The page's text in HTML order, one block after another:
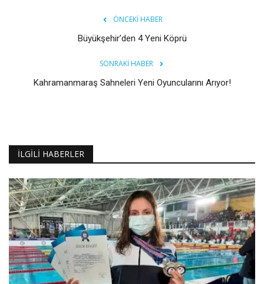
ÖNCEKI HABER
Büyükşehir’den 4 Yeni Köprü
SONRAKI HABER
Kahramanmaraş Sahneleri Yeni Oyuncularını Arıyor!
İLGILI HABERLER